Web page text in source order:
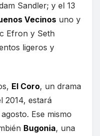
Sandler; y el 13
Vecinos uno y
Efron y Seth
ligeros y
El Coro, un drama
2014, estará
Ese mismo
Bugonia, una